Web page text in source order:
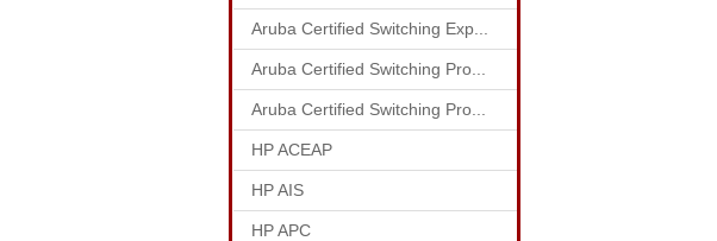
Aruba Certified Switching Exp...
Aruba Certified Switching Pro...
Aruba Certified Switching Pro...
HP ACEAP
HP AIS
HP APC